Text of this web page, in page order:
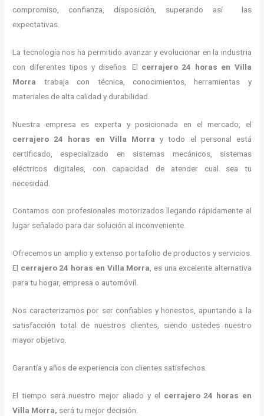
compromiso, confianza, disposición, superando así las
expectativas.
La tecnología nos ha permitido avanzar y evolucionar en la industria
con diferentes tipos y diseños. El cerrajero 24 horas en Villa
Morra trabaja con técnica, conocimientos, herramientas y
materiales de alta calidad y durabilidad.
Nuestra empresa es experta y posicionada en el mercado, el
cerrajero 24 horas en Villa Morra y todo el personal está
certificado, especializado en sistemas mecánicos, sistemas
eléctricos digitales, con capacidad de atender cual sea tu
necesidad.
Contamos con profesionales motorizados llegando rápidamente al
lugar señalado para dar solución al inconveniente.
Ofrecemos un amplio y extenso portafolio de productos y servicios.
El cerrajero 24 horas en Villa Morra, es una excelente alternativa
para tu hogar, empresa o automóvil.
Nos caracterizamos por ser confiables y honestos, apuntando a la
satisfacción total de nuestros clientes, siendo ustedes nuestro
mayor objetivo.
Garantía y años de experiencia con clientes satisfechos.
El tiempo será nuestro mejor aliado y el cerrajero 24 horas en
Villa Morra, será tu mejor decisión.